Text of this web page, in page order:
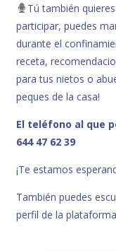
Tú también
participar, puedes
durante el
receta,
para tus nietos o
peques de la casa!
El teléfono al que
644 47 62 39
¡Te estamos
También puedes
perfil de la plataforma